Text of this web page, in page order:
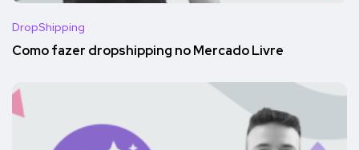
DropShipping
Como fazer dropshipping no Mercado Livre